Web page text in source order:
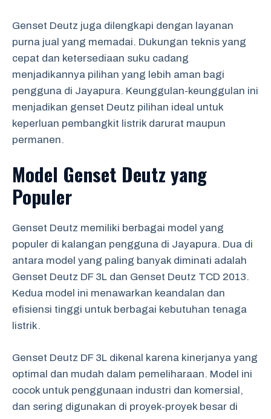
Genset Deutz juga dilengkapi dengan layanan
purna jual yang memadai. Dukungan teknis yang
cepat dan ketersediaan suku cadang
menjadikannya pilihan yang lebih aman bagi
pengguna di Jayapura. Keunggulan-keunggulan ini
menjadikan genset Deutz pilihan ideal untuk
keperluan pembangkit listrik darurat maupun
permanen.
Model Genset Deutz yang
Populer
Genset Deutz memiliki berbagai model yang
populer di kalangan pengguna di Jayapura. Dua di
antara model yang paling banyak diminati adalah
Genset Deutz DF 3L dan Genset Deutz TCD 2013.
Kedua model ini menawarkan keandalan dan
efisiensi tinggi untuk berbagai kebutuhan tenaga
listrik.
Genset Deutz DF 3L dikenal karena kinerjanya yang
optimal dan mudah dalam pemeliharaan. Model ini
cocok untuk penggunaan industri dan komersial,
dan sering digunakan di proyek-proyek besar di